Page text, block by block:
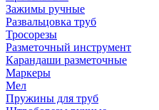
Зажимы ручные
Развальцовка труб
Тросорезы
Разметочный инструмент
Карандаши разметочные
Маркеры
Мел
Пружины для труб